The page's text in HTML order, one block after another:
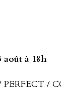
août à 18h
/